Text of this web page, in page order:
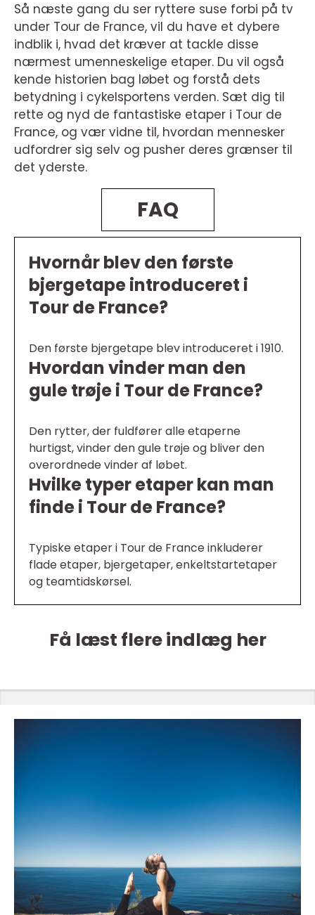
Så næste gang du ser ryttere suse forbi på tv
under Tour de France, vil du have et dybere
indblik i, hvad det kræver at tackle disse
nærmest umenneskelige etaper. Du vil også
kende historien bag løbet og forstå dets
betydning i cykelsportens verden. Sæt dig til
rette og nyd de fantastiske etaper i Tour de
France, og vær vidne til, hvordan mennesker
udfordrer sig selv og pusher deres grænser til
det yderste.
FAQ
Hvornår blev den første
bjergetape introduceret i
Tour de France?
Den første bjergetape blev introduceret i 1910.
Hvordan vinder man den
gule trøje i Tour de France?
Den rytter, der fuldfører alle etaperne
hurtigst, vinder den gule trøje og bliver den
overordnede vinder af løbet.
Hvilke typer etaper kan man
finde i Tour de France?
Typiske etaper i Tour de France inkluderer
flade etaper, bjergetaper, enkeltstartetaper
og teamtidskørsel.
Få læst flere indlæg her